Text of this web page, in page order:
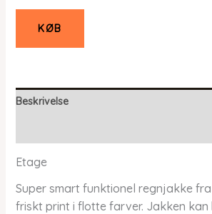
KØB
Beskrivelse
Etage
Super smart funktionel regnjakke
friskt print i flotte farver. Jakken kan